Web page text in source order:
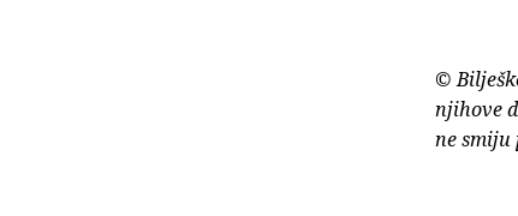
©
njihove
ne smiju